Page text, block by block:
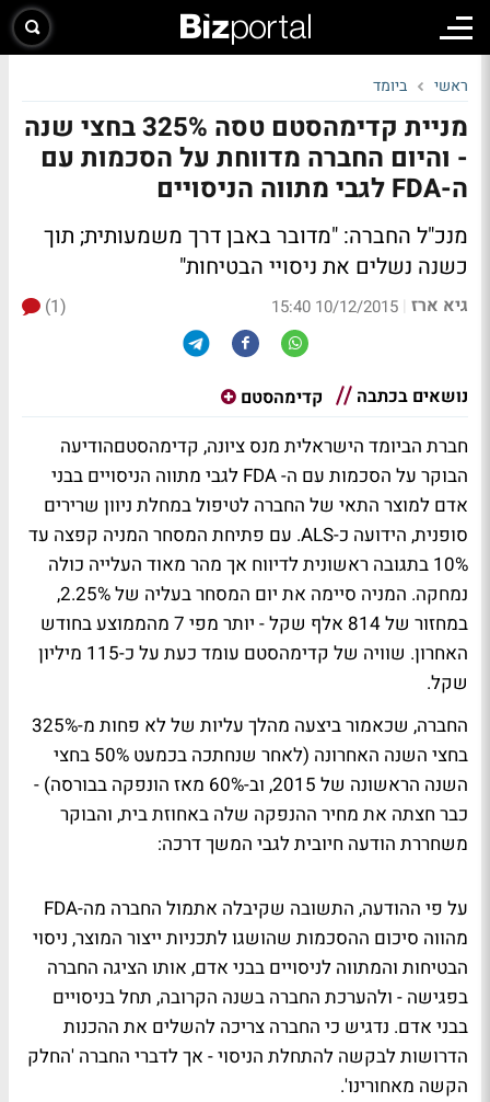
ראשי ביומד
מניית קדימהסטם טסה 325% בחצי שנה
- והיום החברה מדווחת על הסכמות עם
ה-FDA לגבי מתווה הניסויים
מנכ"ל החברה: "מדובר באבן דרך משמעותית; תוך
כשנה נשלים את ניסויי הבטיחות"
גיא ארז |
10/12/2015 15:40
(1)
נושאים בכתבה קדימהסטם
חברת הביומד הישראלית מנס ציונה, קדימהסטםהודיעה
הבוקר על הסכמות עם ה- FDA לגבי מתווה הניסויים בבני
אדם למוצר התאי של החברה לטיפול במחלת ניוון שרירים
סופנית, הידועה כ-ALS. עם פתיחת המסחר המניה קפצה עד
10% בתגובה ראשונית לדיווח אך מהר מאוד העלייה כולה
נמחקה. המניה סיימה את יום המסחר בעליה של 2.25%,
במחזור של 814 אלף שקל - יותר מפי 7 מהממוצע בחודש
האחרון. שוויה של קדימהסטם עומד כעת על כ-115 מיליון
שקל.
החברה, שכאמור ביצעה מהלך עליות של לא פחות מ-325%
בחצי השנה האחרונה (לאחר שנחתכה בכמעט 50% בחצי
השנה הראשונה של 2015, וב-60% מאז הונפקה בבורסה) -
כבר חצתה את מחיר ההנפקה שלה באחוזת בית, והבוקר
משחררת הודעה חיובית לגבי המשך דרכה:
על פי ההודעה, התשובה שקיבלה אתמול החברה מה-FDA
מהווה סיכום ההסכמות שהושגו לתכניות ייצור המוצר, ניסוי
הבטיחות והמתווה לניסויים בבני אדם, אותו הציגה החברה
בפגישה - ולהערכת החברה בשנה הקרובה, תחל בניסויים
בבני אדם. נדגיש כי החברה צריכה להשלים את ההכנות
הדרושות לבקשה להתחלת הניסוי - אך לדברי החברה 'החלק
הקשה מאחורינו'.